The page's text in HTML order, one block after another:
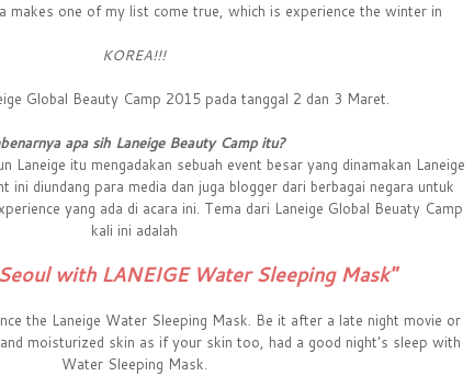
makes one of my list come true, which is experience the winter in
KOREA!!!
Global Beauty Camp 2015 pada tanggal 2 dan 3 Maret.
apa sih Laneige Beauty Camp itu?
Laneige itu mengadakan sebuah event besar yang dinamakan Laneige
ini diundang para media dan juga blogger dari berbagai negara untuk
yang ada di acara ini. Tema dari Laneige Global Beuaty Camp
kali ini adalah
with LANEIGE Water Sleeping Mask"
the Laneige Water Sleeping Mask. Be it after a late night movie or
moisturized skin as if your skin too, had a good night's sleep with
Water Sleeping Mask.